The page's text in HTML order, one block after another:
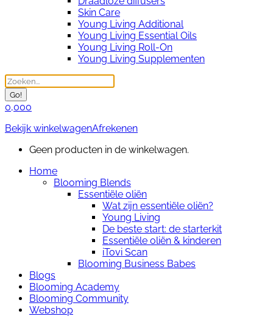
Skin Care
Young Living Additional
Young Living Essential Oils
Young Living Roll-On
Young Living Supplementen
Search:
0,000
Bekijk winkelwagenAfrekenen
Geen producten in de winkelwagen.
Home
Blooming Blends
Essentiële oliën
Wat zijn essentiële oliën?
Young Living
De beste start: de starterkit
Essentiële oliën & kinderen
iTovi Scan
Blooming Business Babes
Blogs
Blooming Academy
Blooming Community
Webshop